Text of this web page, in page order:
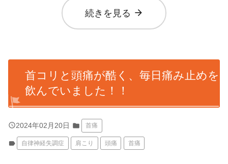
続きを見る arrow_forward
首コリと頭痛が酷く、毎日痛み止めを
飲んでいました！！
query_builder2024年02月20日 folder 首痛
label 自律神経失調症 肩こり 頭痛 首痛